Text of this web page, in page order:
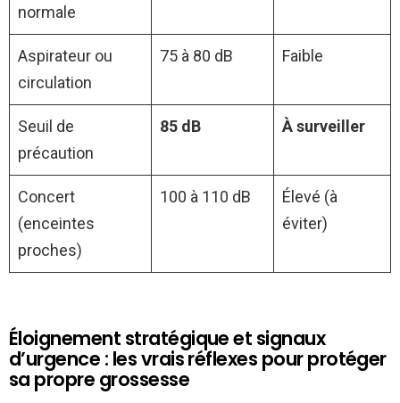
normale
Aspirateur ou
circulation
75 à 80 dB Faible
Seuil de
précaution
85 dB À surveiller
Concert
(enceintes
proches)
100 à 110 dB
Élevé (à
éviter)
Éloignement stratégique et signaux
d’urgence : les vrais réflexes pour protéger
sa propre grossesse